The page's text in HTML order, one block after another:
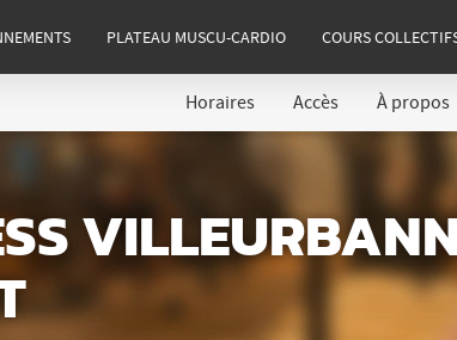
PLATEAU MUSCU-CARDIO COURS
Horaires Accès À propos